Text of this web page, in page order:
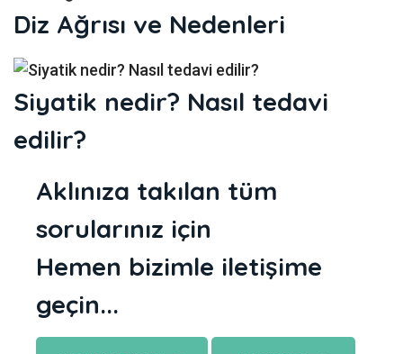
Diz Ağrısı ve Nedenleri
Siyatik nedir? Nasıl tedavi
edilir?
Aklınıza takılan tüm
sorularınız için
Hemen bizimle iletişime
geçin...